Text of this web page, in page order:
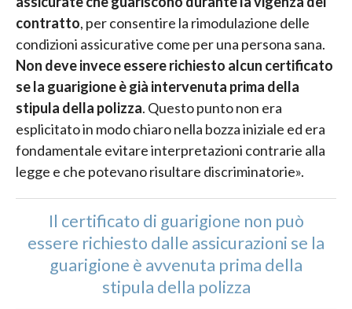
contratto, per consentire la rimodulazione delle
condizioni assicurative come per una persona sana.
Non deve invece essere richiesto alcun certificato
se la guarigione è già intervenuta prima della
stipula della polizza. Questo punto non era
esplicitato in modo chiaro nella bozza iniziale ed era
fondamentale evitare interpretazioni contrarie alla
legge e che potevano risultare discriminatorie».
Il certificato di guarigione non può
essere richiesto dalle assicurazioni se la
guarigione è avvenuta prima della
stipula della polizza